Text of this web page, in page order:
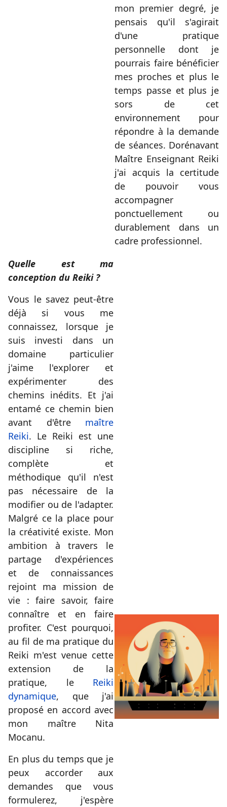
mon premier degré, je
pensais qu'il s'agirait
d'une pratique
personnelle dont je
pourrais faire bénéficier
mes proches et plus le
temps passe et plus je
sors de cet
environnement pour
répondre à la demande
de séances. Dorénavant
Maître Enseignant Reiki
j'ai acquis la certitude
de pouvoir vous
accompagner
ponctuellement ou
durablement dans un
cadre professionnel.
Quelle est ma
conception du Reiki ?
Vous le savez peut-être
déjà si vous me
connaissez, lorsque je
suis investi dans un
domaine particulier
j'aime l'explorer et
expérimenter des
chemins inédits. Et j'ai
entamé ce chemin bien
avant d'être maître
Reiki. Le Reiki est une
discipline si riche,
complète et
méthodique qu'il n'est
pas nécessaire de la
modifier ou de l'adapter.
Malgré ce la place pour
la créativité existe. Mon
ambition à travers le
partage d'expériences
et de connaissances
rejoint ma mission de
vie : faire savoir, faire
connaître et en faire
profiter. C'est pourquoi,
au fil de ma pratique du
Reiki m'est venue cette
extension de la
pratique, le Reiki
dynamique, que j'ai
proposé en accord avec
mon maître Nita
Mocanu.
En plus du temps que je
peux accorder aux
demandes que vous
formulerez, j'espère